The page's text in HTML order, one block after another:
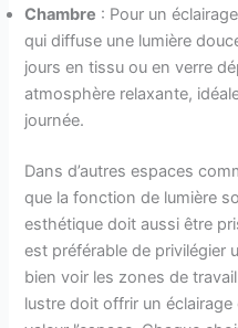
Chambre : Pour un
qui diffuse une lumière
jours en tissu ou en verre
atmosphère relaxante,
journée.
Dans d’autres espaces
que la fonction de lumière
esthétique doit aussi être
est préférable de privilégier
bien voir les zones de
lustre doit offrir un